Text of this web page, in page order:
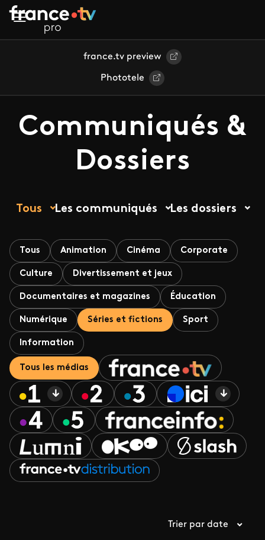
Aller au contenu principal
france.tv preview
Phototele
Communiqués &
Dossiers
Tous Les communiqués Les dossiers
Tous Animation Cinéma Corporate
Culture Divertissement et jeux
Documentaires et magazines Éducation
Numérique Séries et fictions Sport
Information
Tous les médias
Trier par date